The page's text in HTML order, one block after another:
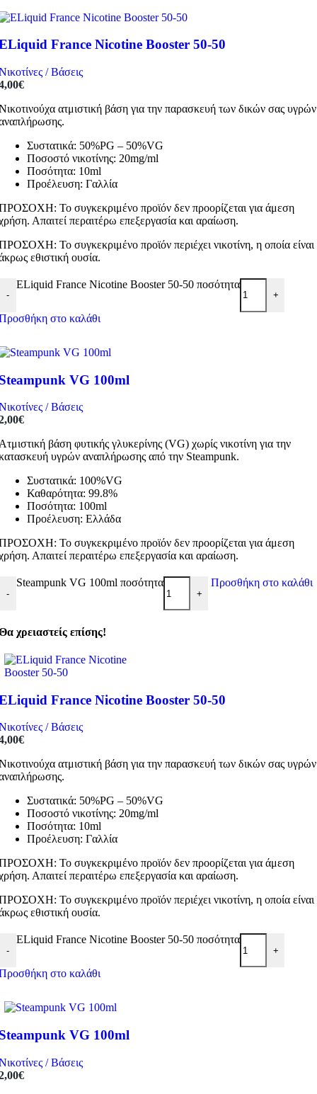
France Nicotine Booster 50-50
/ Βάσεις
€
ατμιστική βάση για την παρασκευή των δικών σας υγρών
Συστατικά: 50%PG – 50%VG
Ποσοστό νικοτίνης: 20mg/ml
Ποσότητα: 10ml
Προέλευση: Γαλλία
Το συγκεκριμένο προϊόν δεν προορίζεται για άμεση
Απαιτεί περαιτέρω επεξεργασία και αραίωση.
Το συγκεκριμένο προϊόν περιέχει νικοτίνη, η οποία είναι
εθιστική ουσία.
-
ELiquid France Nicotine Booster 50-50 ποσότητα
+
στο καλάθι
VG 100ml
/ Βάσεις
€
βάση φυτικής γλυκερίνης (VG) χωρίς νικοτίνη για την
υγρών αναπλήρωσης από την Steampunk.
Συστατικά: 100%VG
Καθαρότητα: 99.8%
Ποσότητα: 100ml
Προέλευση: Ελλάδα
Το συγκεκριμένο προϊόν δεν προορίζεται για άμεση
Απαιτεί περαιτέρω επεξεργασία και αραίωση.
-
Steampunk VG 100ml ποσότητα
+
Προσθήκη στο καλάθι
χρειαστείς επίσης!
France Nicotine Booster 50-50
/ Βάσεις
€
ατμιστική βάση για την παρασκευή των δικών σας υγρών
Συστατικά: 50%PG – 50%VG
Ποσοστό νικοτίνης: 20mg/ml
Ποσότητα: 10ml
Προέλευση: Γαλλία
Το συγκεκριμένο προϊόν δεν προορίζεται για άμεση
Απαιτεί περαιτέρω επεξεργασία και αραίωση.
Το συγκεκριμένο προϊόν περιέχει νικοτίνη, η οποία είναι
εθιστική ουσία.
-
ELiquid France Nicotine Booster 50-50 ποσότητα
+
στο καλάθι
VG 100ml
/ Βάσεις
€